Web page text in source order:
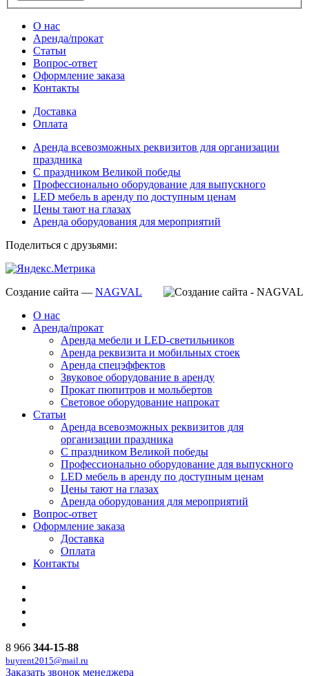
О нас
Аренда/прокат
Статьи
Вопрос-ответ
Оформление заказа
Контакты
Доставка
Оплата
Аренда всевозможных реквизитов для организации
праздника
С праздником Великой победы
Профессионально оборудование для выпускного
LED мебель в аренду по доступным ценам
Цены тают на глазах
Аренда оборудования для мероприятий
Поделиться с друзьями:
Создание сайта — NAGVAL
О нас
Аренда/прокат
Аренда мебели и LED-светильников
Аренда реквизита и мобильных стоек
Аренда спецэффектов
Звуковое оборудование в аренду
Прокат пюпитров и мольбертов
Световое оборудование напрокат
Статьи
Аренда всевозможных реквизитов для
организации праздника
С праздником Великой победы
Профессионально оборудование для выпускного
LED мебель в аренду по доступным ценам
Цены тают на глазах
Аренда оборудования для мероприятий
Вопрос-ответ
Оформление заказа
Доставка
Оплата
Контакты
8 966 344-15-88
buyrent2015@mail.ru
Заказать звонок менеджера